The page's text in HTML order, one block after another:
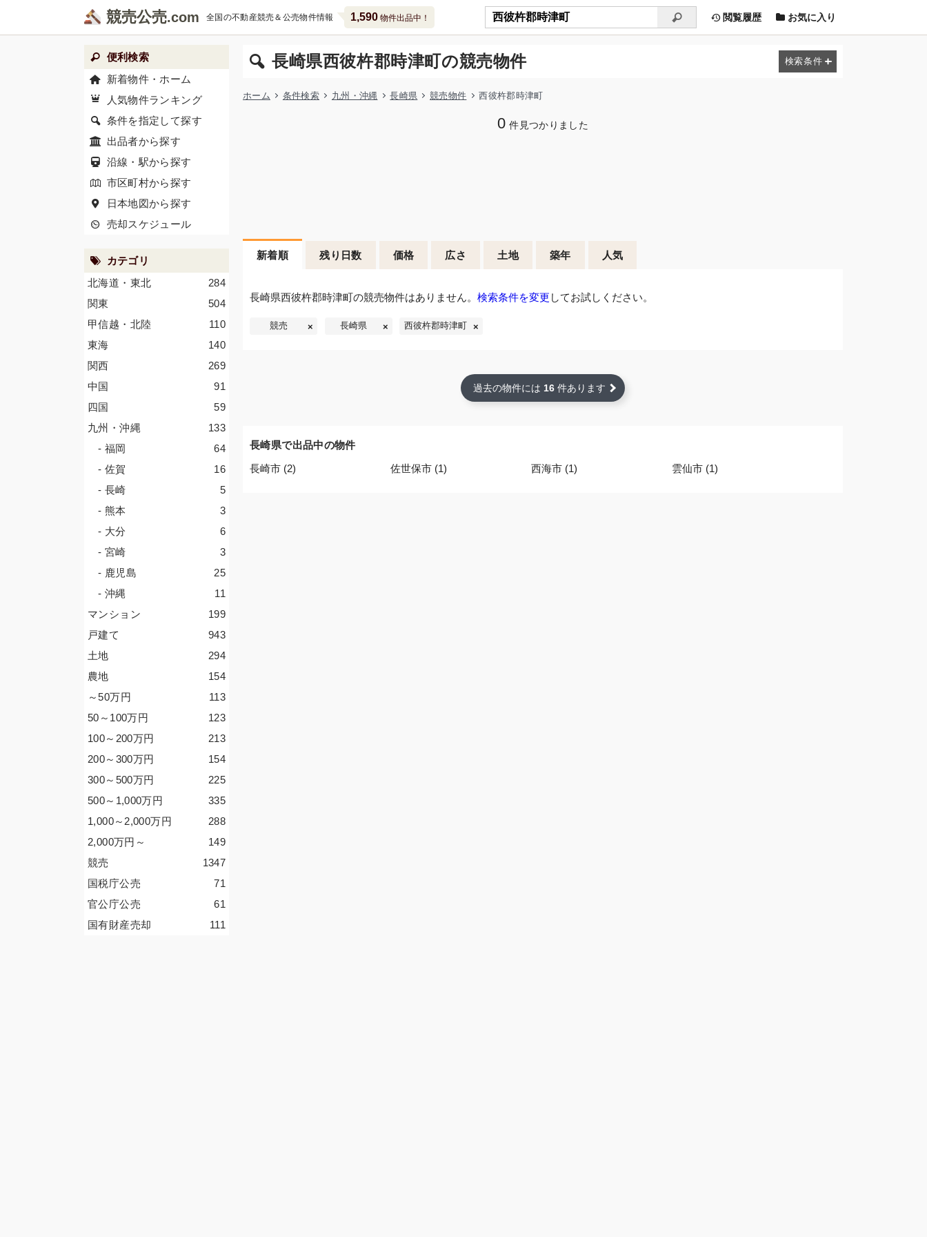
競売公売 全国の不動産競売＆公売物件情報 1,590物件出品中！ 閲覧履歴 お気に入り
長崎県西彼杵郡時津町の競売物件
ホーム 条件検索 九州・沖縄 長崎県 競売物件 西彼杵郡時津町
0 件見つかりました
新着順 残り日数 価格 広さ 土地 築年 人気
長崎県西彼杵郡時津町の競売物件はありません。 検索条件を変更 してお試しください。
競売 長崎県 西彼杵郡時津町
過去の物件には 16 件あります
長崎県で出品中の物件
長崎市 (2) 佐世保市 (1) 西海市 (1) 雲仙市 (1)
便利検索
新着物件・ホーム
人気物件ランキング
条件を指定して探す
出品者から探す
沿線・駅から探す
市区町村から探す
日本地図から探す
売却スケジュール
カテゴリ
284
北海道・東北
504
関東
110
甲信越・北陸
140
東海
269
関西
91
中国
59
四国
133
九州・沖縄
64
- 福岡
16
- 佐賀
5
- 長崎
3
- 熊本
6
- 大分
3
- 宮崎
25
- 鹿児島
11
- 沖縄
199
マンション
943
戸建て
294
土地
154
農地
113
～50万円
123
50～100万円
213
100～200万円
154
200～300万円
225
300～500万円
335
500～1,000万円
288
1,000～2,000万円
149
2,000万円 ～
1347
競売
71
国税庁公売
61
官公庁公売
111
国有財産売却